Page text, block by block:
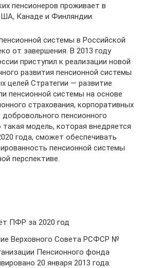
пенсионеров проживает в
Канаде и Финляндии.
системы в Российской
от завершения. В 2013 году
приступил к реализации новой
развития пенсионной системы
целей Стратегии — развитие
пенсионной системы на основе
страхования, корпоративных
пенсионного
модель, которая внедряется
года, сможет обеспечивать
пенсионной системы
перспективе.
ПФР за 2020 год
Верховного Совета РСФСР №
Пенсионного фонда
20 января 2013 года.